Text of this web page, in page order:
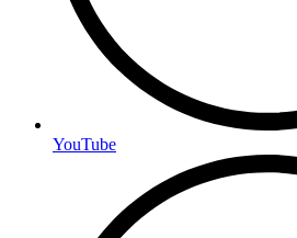
YouTube